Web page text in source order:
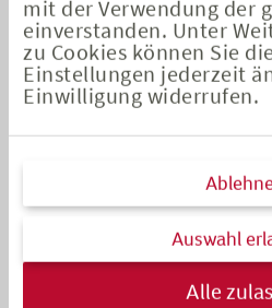
mit der Verwendung der
einverstanden. Unter
zu Cookies können Sie
Einstellungen jederzeit
Einwilligung widerrufen.
Alle
Auswahl
Spardisziplin. Zum anderen ist ihr
Sie haben einen größeren Anteil
investiert.
In einem zweiten Schritt
Entwicklung von
einem Finanzberater war
über die gesamten 4 Jahre mit
zusammengearbeitet haben,
Vermögenswerten einen
nach 2010 keinen Berater mehr